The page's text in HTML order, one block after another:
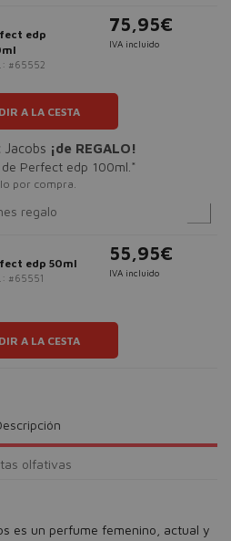
edp
#65552
75,95€
IVA incluido
A LA CESTA
Jacobs ¡de REGALO!
Perfect edp 100ml.*
por compra.
regalo
edp 50ml
#65551
55,95€
IVA incluido
A LA CESTA
olfativas
es un perfume femenino, actual y